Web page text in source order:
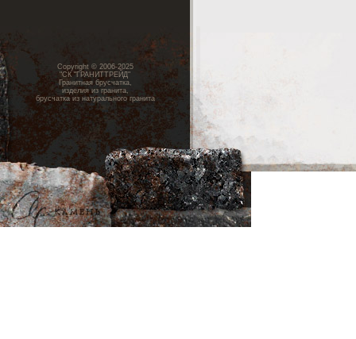
Copyright © 2006-2025
"СК "ГРАНИТТРЕЙД"
Гранитная брусчатка,
изделия из гранита,
брусчатка из натурального гранита